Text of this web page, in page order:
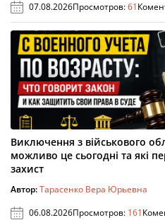
07.08.2026Просмотров:61
Виключення з військового
можливо це сьогодні та які
захист
Автор:Тарасенко Вера Юрьевна
06.08.2026Просмотров: 161